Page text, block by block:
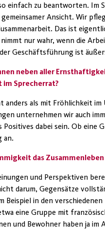
einfach zu beantworten. Im
Ansicht. Wir
Das ist
nur wahr, wenn die
Geschäftsführung ist
neben aller
im Sprecherrat?
anders als mit Fröhlichkeit im
unternehmen wir auch
Positives dabei sein. Ob eine
an.
das
und Perspektiven
darum, Gegensätze
Beispiel in den
eine Gruppe mit
und Bewohner haben ja